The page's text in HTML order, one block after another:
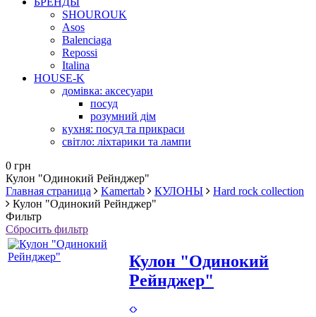
SHOUROUK
Asos
Balenciaga
Repossi
Italina
HOUSE-K
домівка: аксесуари
посуд
розумний дім
кухня: посуд та прикраси
світло: ліхтарики та лампи
0 грн
Кулон "Одинокий Рейнджер"
Главная страница
Kamertab КУЛОНЫ
Hard rock collection
Кулон "Одинокий Рейнджер"
Фильтр
Сбросить фильтр
Кулон "Одинокий
Рейнджер"